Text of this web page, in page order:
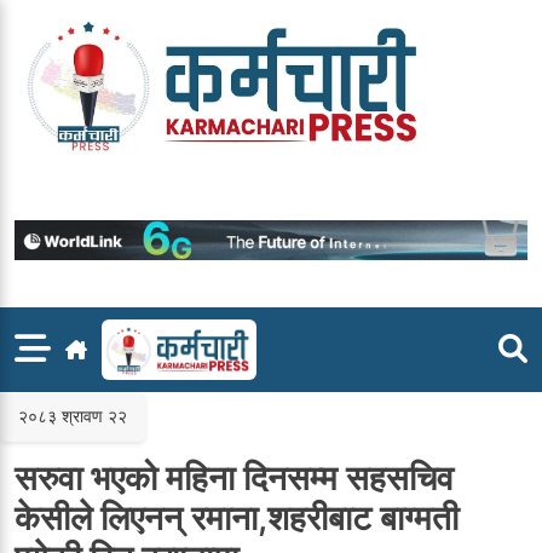
content
२०८३ श्रावण २२
सरुवा भएको महिना दिनसम्म सहसचिव
केसीले लिएनन् रमाना,शहरीबाट बाग्मती